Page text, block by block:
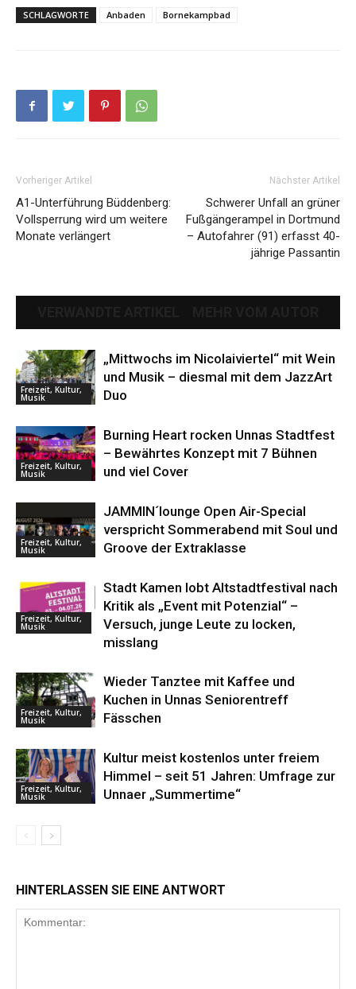
SCHLAGWORTE Anbaden Bornekampbad
Vorheriger Artikel
A1-Unterführung Büddenberg:
Vollsperrung wird um weitere
Monate verlängert
Nächster Artikel
Schwerer Unfall an grüner
Fußgängerampel in Dortmund
– Autofahrer (91) erfasst 40-
jährige Passantin
Freizeit, Kultur,
Musik
„Mittwochs im Nicolaiviertel“ mit Wein
und Musik – diesmal mit dem JazzArt
Duo
Freizeit, Kultur,
Musik
Burning Heart rocken Unnas Stadtfest
– Bewährtes Konzept mit 7 Bühnen
und viel Cover
Freizeit, Kultur,
Musik
JAMMIN´lounge Open Air-Special
verspricht Sommerabend mit Soul und
Groove der Extraklasse
Freizeit, Kultur,
Musik
Stadt Kamen lobt Altstadtfestival nach
Kritik als „Event mit Potenzial“ –
Versuch, junge Leute zu locken,
misslang
Freizeit, Kultur,
Musik
Wieder Tanztee mit Kaffee und
Kuchen in Unnas Seniorentreff
Fässchen
Freizeit, Kultur,
Musik
Kultur meist kostenlos unter freiem
Himmel – seit 51 Jahren: Umfrage zur
Unnaer „Summertime“
HINTERLASSEN SIE EINE ANTWORT